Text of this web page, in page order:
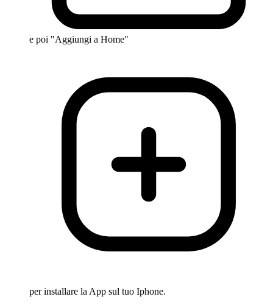
e poi "Aggiungi a Home"
per installare la App sul tuo Iphone.